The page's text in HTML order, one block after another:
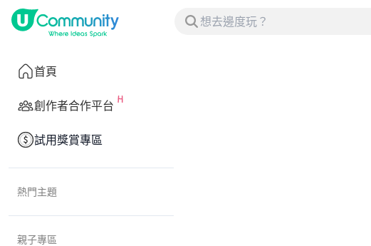
首頁
創作者合作平台
試用獎賞專區
熱門主題
親子專區